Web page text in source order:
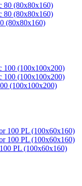
(80х80х160)
(100х100х200)
PL (100х60х160)